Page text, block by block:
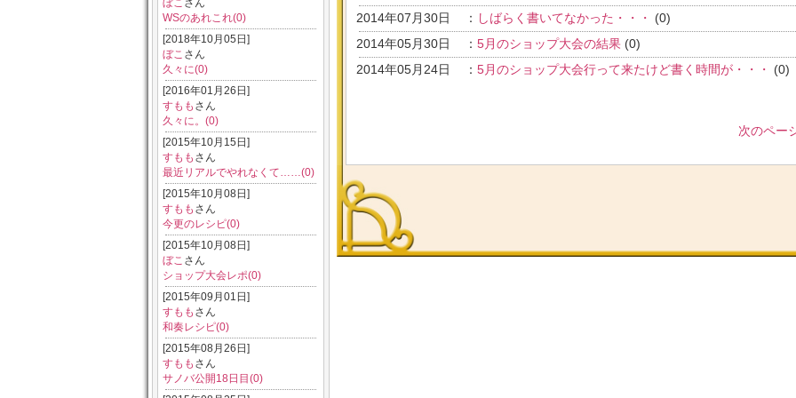
ぼこ さん
WSのあれこれ(0)
[2018年10月05日]
ぼこ さん
久々に(0)
[2016年01月26日]
すもも さん
久々に。(0)
[2015年10月15日]
すもも さん
最近リアルでやれなくて……(0)
[2015年10月08日]
すもも さん
今更のレシピ(0)
[2015年10月08日]
ぼこ さん
ショップ大会レポ(0)
[2015年09月01日]
すもも さん
和奏レシピ(0)
[2015年08月26日]
すもも さん
サノバ公開18日目(0)
2014年07月30日 ： しばらく書いてなかった・・・
(0)
2014年05月30日
： 5月のショップ大会の結果 (0)
2014年05月24日
： 5月のショップ大会行って来たけど書く時間が・・・ (0)
次のペー